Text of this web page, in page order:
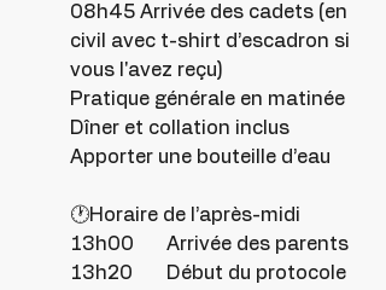
08h45 Arrivée des cadets (en
civil avec t-shirt d’escadron si
vous l'avez reçu)
Pratique générale en matinée
Dîner et collation inclus
Apporter une bouteille d’eau
🕐Horaire de l’après-midi
13h00 	Arrivée des parents
13h20 	Début du protocole